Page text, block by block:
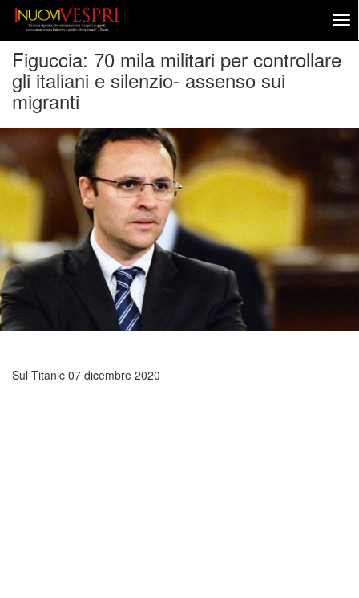
Figuccia: 70 mila militari per controllare
gli italiani e silenzio- assenso sui
migranti
Sul Titanic 07 dicembre 2020